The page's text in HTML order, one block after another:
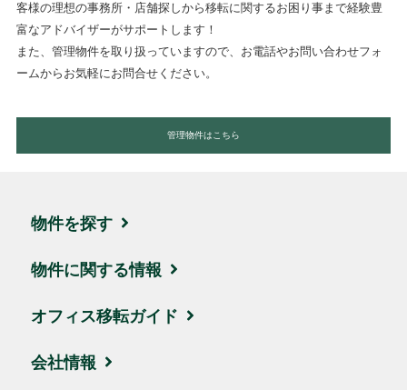
客様の理想の事務所・店舗探しから移転に関するお困り事まで経験豊
富なアドバイザーがサポートします！
また、管理物件を取り扱っていますので、お電話やお問い合わせフォ
ームからお気軽にお問合せください。
管理物件はこちら
物件を探す
エリア・住所から探す
駅名・沿線から探す
地図から探す
物件に関する情報
ブログ
取引実績・お客様の声
オフィス移転ガイド
お引越しの流れ
会社情報